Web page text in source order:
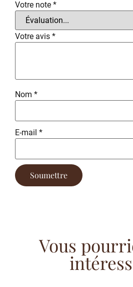
Votre note *
Votre avis *
Nom *
E-mail *
Vous